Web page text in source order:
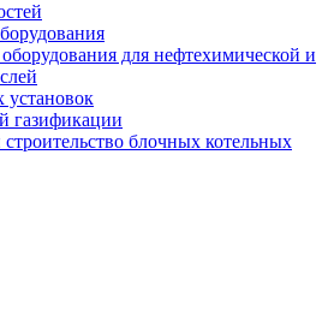
для нефтехимической и
установок
газификации
блочных котельных